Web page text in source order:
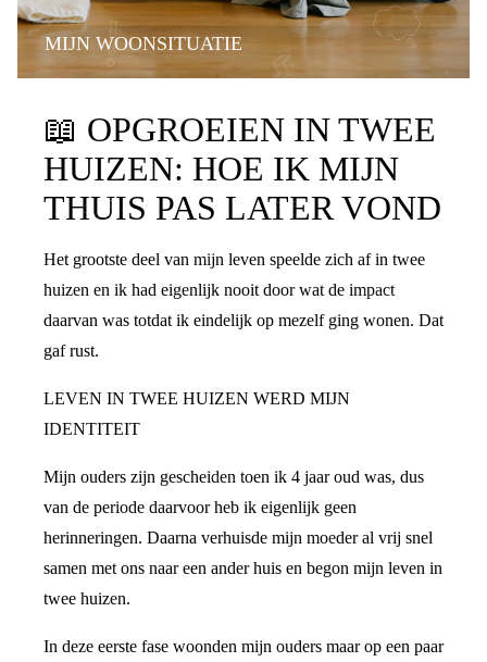
MIJN WOONSITUATIE
📖 OPGROEIEN IN TWEE
HUIZEN: HOE IK MIJN
THUIS PAS LATER VOND
Het grootste deel van mijn leven speelde zich af in twee
huizen en ik had eigenlijk nooit door wat de impact
daarvan was totdat ik eindelijk op mezelf ging wonen. Dat
gaf rust.
LEVEN IN TWEE HUIZEN WERD MIJN
IDENTITEIT
Mijn ouders zijn gescheiden toen ik 4 jaar oud was, dus
van de periode daarvoor heb ik eigenlijk geen
herinneringen. Daarna verhuisde mijn moeder al vrij snel
samen met ons naar een ander huis en begon mijn leven in
twee huizen.
In deze eerste fase woonden mijn ouders maar op een paar